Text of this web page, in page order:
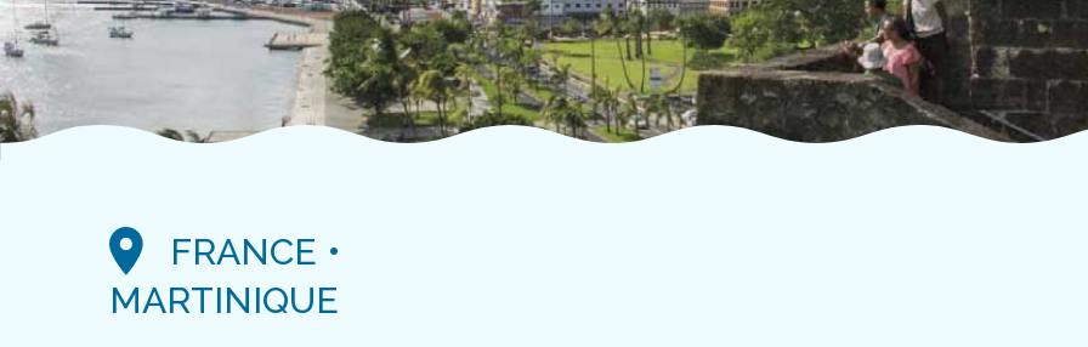
FRANCE •
MARTINIQUE